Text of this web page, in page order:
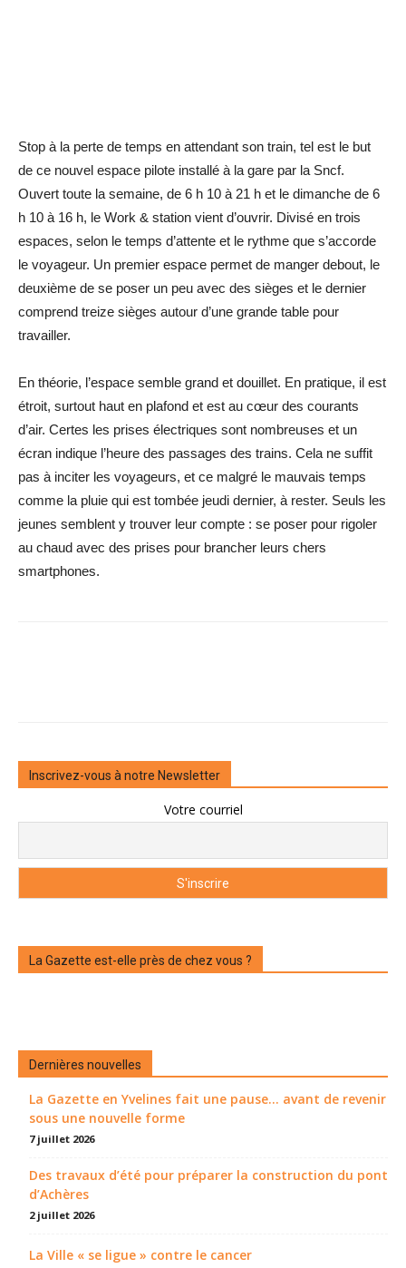
Stop à la perte de temps en attendant son train, tel est le but
de ce nouvel espace pilote installé à la gare par la Sncf.
Ouvert toute la semaine, de 6 h 10 à 21 h et le dimanche de 6
h 10 à 16 h, le Work & station vient d’ouvrir. Divisé en trois
espaces, selon le temps d’attente et le rythme que s’accorde
le voyageur. Un premier espace permet de manger debout, le
deuxième de se poser un peu avec des sièges et le dernier
comprend treize sièges autour d’une grande table pour
travailler.
En théorie, l’espace semble grand et douillet. En pratique, il est
étroit, surtout haut en plafond et est au cœur des courants
d’air. Certes les prises électriques sont nombreuses et un
écran indique l’heure des passages des trains. Cela ne suffit
pas à inciter les voyageurs, et ce malgré le mauvais temps
comme la pluie qui est tombée jeudi dernier, à rester. Seuls les
jeunes semblent y trouver leur compte : se poser pour rigoler
au chaud avec des prises pour brancher leurs chers
smartphones.
Inscrivez-vous à notre Newsletter
Votre courriel
La Gazette est-elle près de chez vous ?
Dernières nouvelles
La Gazette en Yvelines fait une pause... avant de revenir
sous une nouvelle forme
7 juillet 2026
Des travaux d’été pour préparer la construction du pont
d’Achères
2 juillet 2026
La Ville « se ligue » contre le cancer